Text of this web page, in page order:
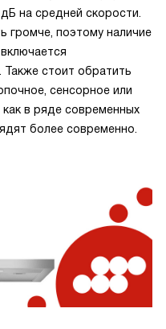
на средней скорости.
громче, поэтому наличие
стоит обратить
сенсорное или
в ряде современных
более современно.